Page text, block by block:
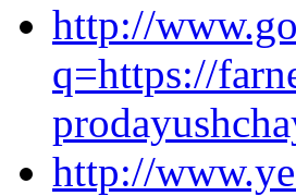
http://
q=https://
http://